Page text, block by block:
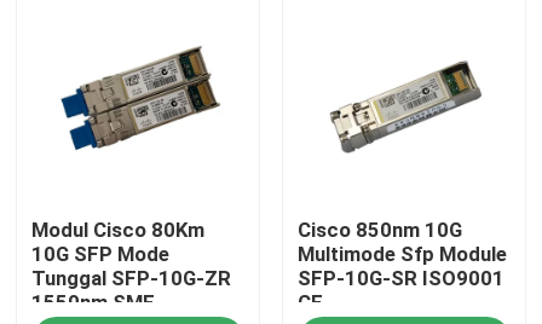
Rumah
Modul Cisco 80Km
10G SFP Mode
Tunggal SFP-10G-ZR
1550nm SMF
Cisco 850nm 10G
Multimode Sfp Module
SFP-10G-SR ISO9001
CE